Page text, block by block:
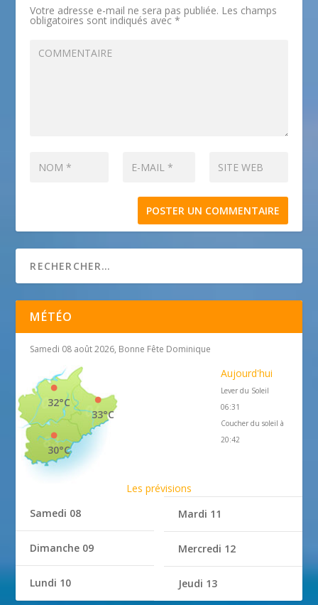
Votre adresse e-mail ne sera pas publiée. Les champs
obligatoires sont indiqués avec*
MÉTÉO
Samedi 08 août 2026, Bonne Fête Dominique
33°C
32°C
30°C
Aujourd'hui
Lever du Soleil
06:31
Coucher du soleil à
20:42
Les prévisions
Samedi 08
Dimanche 09
Lundi 10
Mardi 11
Mercredi 12
Jeudi 13